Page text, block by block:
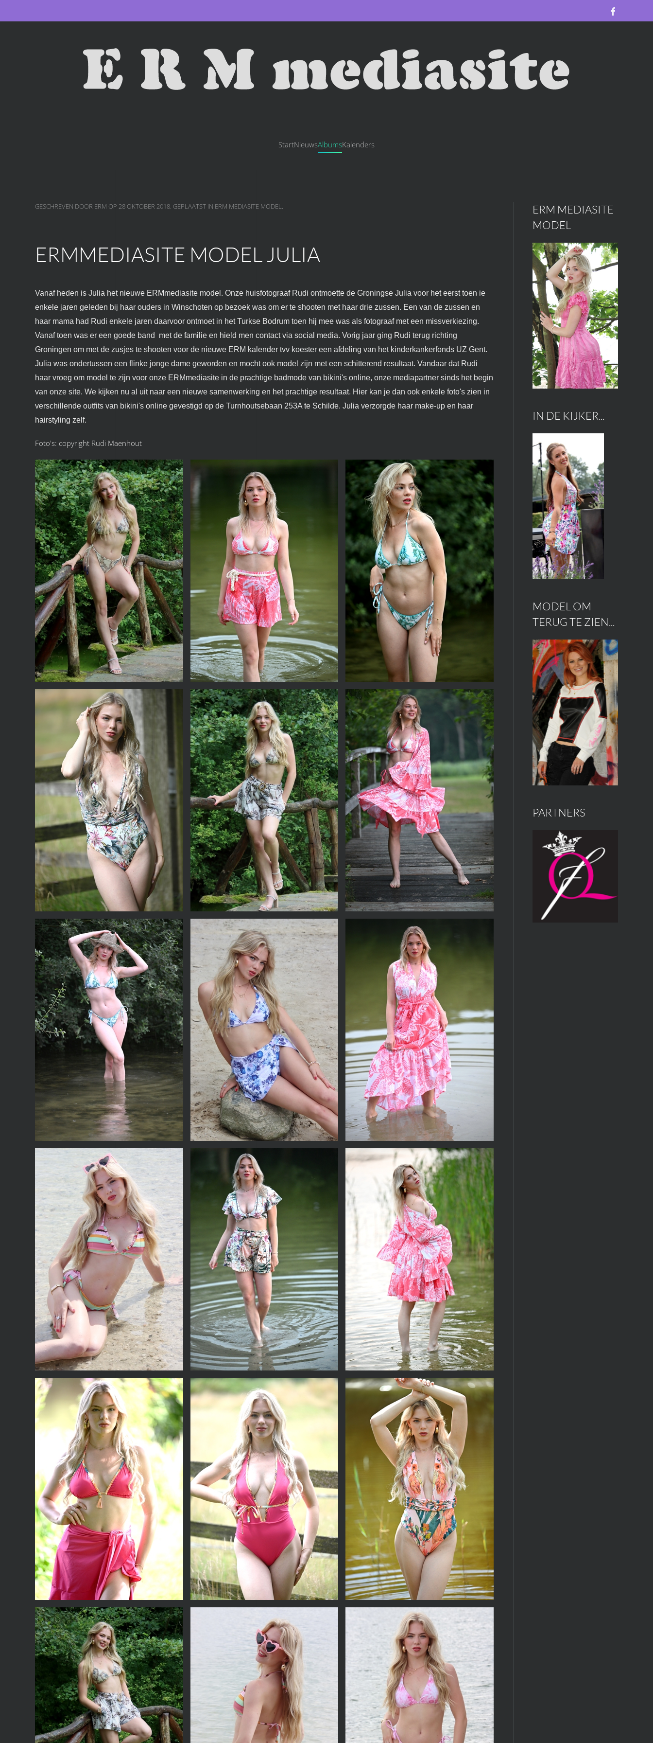
StartNieuwsAlbumsKalenders
GESCHREVEN DOOR ERM OP 28 OKTOBER 2018. GEPLAATST IN ERM MEDIASITE MODEL.
ERMMEDIASITE MODEL JULIA
Vanaf heden is Julia het nieuwe ERMmediasite model. Onze huisfotograaf Rudi ontmoette de Groningse Julia voor het eerst toen ie
enkele jaren geleden bij haar ouders in Winschoten op bezoek was om er te shooten met haar drie zussen. Een van de zussen en
haar mama had Rudi enkele jaren daarvoor ontmoet in het Turkse Bodrum toen hij mee was als fotograaf met een missverkiezing.
Vanaf toen was er een goede band met de familie en hield men contact via social media. Vorig jaar ging Rudi terug richting
Groningen om met de zusjes te shooten voor de nieuwe ERM kalender tvv koester een afdeling van het kinderkankerfonds UZ Gent.
Julia was ondertussen een flinke jonge dame geworden en mocht ook model zijn met een schitterend resultaat. Vandaar dat Rudi
haar vroeg om model te zijn voor onze ERMmediasite in de prachtige badmode van bikini's online, onze mediapartner sinds het begin
van onze site. We kijken nu al uit naar een nieuwe samenwerking en het prachtige resultaat. Hier kan je dan ook enkele foto's zien in
verschillende outfits van bikini's online gevestigd op de Turnhoutsebaan 253A te Schilde. Julia verzorgde haar make-up en haar
hairstyling zelf.
Foto's: copyright Rudi Maenhout
ERM MEDIASITE
MODEL
IN DE KIJKER...
MODEL OM
TERUG TE ZIEN...
PARTNERS